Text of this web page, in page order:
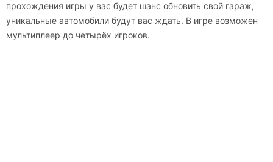
прохождения игры у вас будет шанс обновить свой гараж,
уникальные автомобили будут вас ждать. В игре возможен
мультиплеер до четырёх игроков.